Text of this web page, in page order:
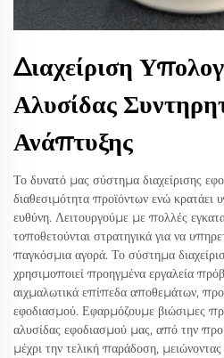
Διαχείριση
Αλυσίδας
Ανάπτυξης
Το δυνατό μας σύστημα διαχείρισης
διαθεσιμότητα προϊόντων ενώ κρατάει
ευθύνη. Λειτουργούμε με πολλές
τοποθετούνται στρατηγικά για να
παγκόσμια αγορά. Το σύστημα
χρησιμοποιεί προηγμένα εργαλεία
αιχμαλωτικά επίπεδα αποθεμάτων,
εφοδιασμού. Εφαρμόζουμε βιώσιμες
αλυσίδας εφοδιασμού μας, από την
μέχρι την τελική παράδοση,